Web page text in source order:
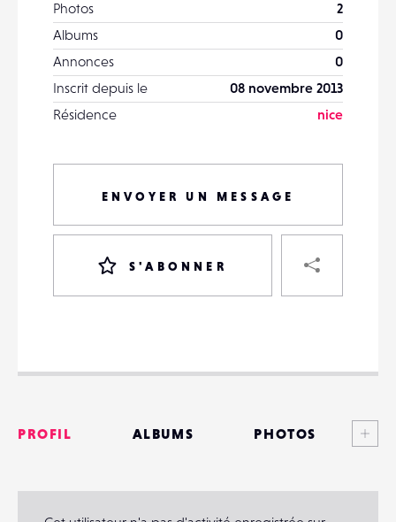
Photos
2
Albums
0
Annonces
0
Inscrit depuis le
08 novembre 2013
Résidence
nice
ENVOYER UN MESSAGE
S'ABONNER
DESTINATAIRE
VOTRE
VOTRE
PROFIL ALBUMS PHOTOS
MATÉRIELS